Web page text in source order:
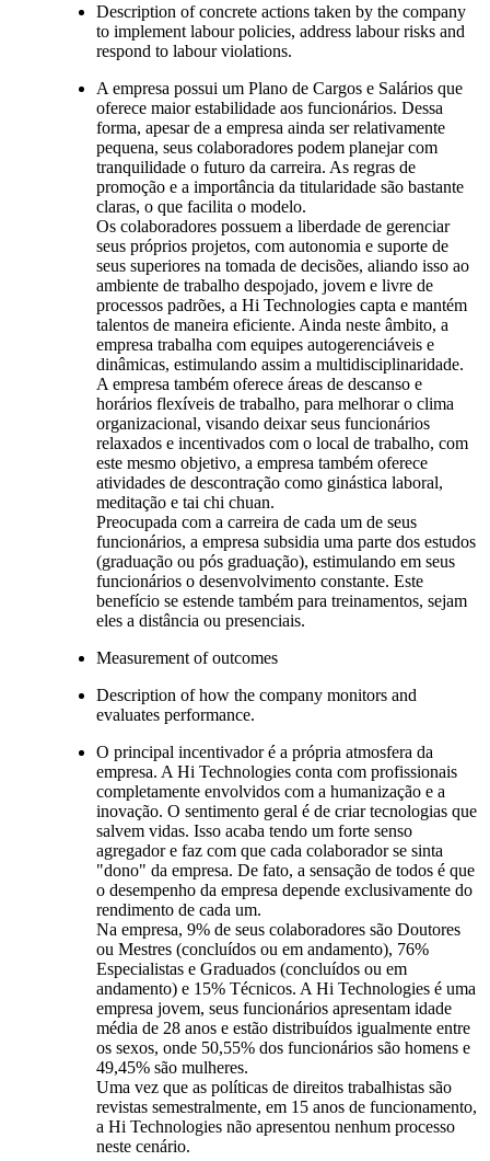
Description of concrete actions taken by the company
to implement labour policies, address labour risks and
respond to labour violations.
A empresa possui um Plano de Cargos e Salários que
oferece maior estabilidade aos funcionários. Dessa
forma, apesar de a empresa ainda ser relativamente
pequena, seus colaboradores podem planejar com
tranquilidade o futuro da carreira. As regras de
promoção e a importância da titularidade são bastante
claras, o que facilita o modelo.
Os colaboradores possuem a liberdade de gerenciar
seus próprios projetos, com autonomia e suporte de
seus superiores na tomada de decisões, aliando isso ao
ambiente de trabalho despojado, jovem e livre de
processos padrões, a Hi Technologies capta e mantém
talentos de maneira eficiente. Ainda neste âmbito, a
empresa trabalha com equipes autogerenciáveis e
dinâmicas, estimulando assim a multidisciplinaridade.
A empresa também oferece áreas de descanso e
horários flexíveis de trabalho, para melhorar o clima
organizacional, visando deixar seus funcionários
relaxados e incentivados com o local de trabalho, com
este mesmo objetivo, a empresa também oferece
atividades de descontração como ginástica laboral,
meditação e tai chi chuan.
Preocupada com a carreira de cada um de seus
funcionários, a empresa subsidia uma parte dos estudos
(graduação ou pós graduação), estimulando em seus
funcionários o desenvolvimento constante. Este
benefício se estende também para treinamentos, sejam
eles a distância ou presenciais.
Measurement of outcomes
Description of how the company monitors and
evaluates performance.
O principal incentivador é a própria atmosfera da
empresa. A Hi Technologies conta com profissionais
completamente envolvidos com a humanização e a
inovação. O sentimento geral é de criar tecnologias que
salvem vidas. Isso acaba tendo um forte senso
agregador e faz com que cada colaborador se sinta
"dono" da empresa. De fato, a sensação de todos é que
o desempenho da empresa depende exclusivamente do
rendimento de cada um.
Na empresa, 9% de seus colaboradores são Doutores
ou Mestres (concluídos ou em andamento), 76%
Especialistas e Graduados (concluídos ou em
andamento) e 15% Técnicos. A Hi Technologies é uma
empresa jovem, seus funcionários apresentam idade
média de 28 anos e estão distribuídos igualmente entre
os sexos, onde 50,55% dos funcionários são homens e
49,45% são mulheres.
Uma vez que as políticas de direitos trabalhistas são
revistas semestralmente, em 15 anos de funcionamento,
a Hi Technologies não apresentou nenhum processo
neste cenário.